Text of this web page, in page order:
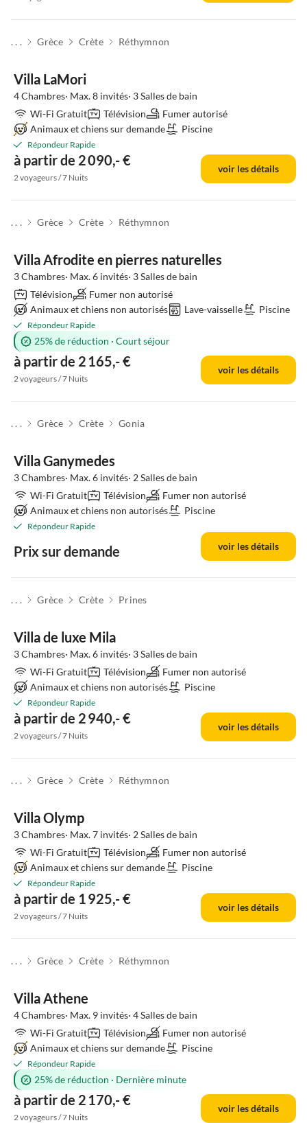
. . . Grèce Crète Réthymnon
Villa LaMori
4 Chambres· Max. 8 invités· 3 Salles de bain
Wi-Fi Gratuit
Télévision
Fumer autorisé
Animaux et chiens sur demande
Piscine
Répondeur Rapide
à partir de 2 090,- €
2 voyageurs / 7 Nuits
voir les détails
. . . Grèce Crète Réthymnon
Villa Afrodite en pierres naturelles
3 Chambres· Max. 6 invités· 3 Salles de bain
Télévision
Fumer non autorisé
Animaux et chiens non autorisés
Lave-vaisselle Piscine
Répondeur Rapide
25% de réduction · Court séjour
à partir de 2 165,- €
2 voyageurs / 7 Nuits
voir les détails
. . . Grèce Crète Gonia
Villa Ganymedes
3 Chambres· Max. 6 invités· 2 Salles de bain
Wi-Fi Gratuit
Télévision
Fumer non autorisé
Animaux et chiens non autorisés
Piscine
Répondeur Rapide
Prix sur demande voir les détails
. . . Grèce Crète Prines
Villa de luxe Mila
3 Chambres· Max. 6 invités· 3 Salles de bain
Wi-Fi Gratuit
Télévision
Fumer non autorisé
Animaux et chiens non autorisés
Piscine
Répondeur Rapide
à partir de 2 940,- €
2 voyageurs / 7 Nuits
voir les détails
. . . Grèce Crète Réthymnon
Villa Olymp
3 Chambres· Max. 7 invités· 2 Salles de bain
Wi-Fi Gratuit
Télévision
Fumer non autorisé
Animaux et chiens sur demande
Piscine
Répondeur Rapide
à partir de 1 925,- €
2 voyageurs / 7 Nuits
voir les détails
. . . Grèce Crète Réthymnon
Villa Athene
4 Chambres· Max. 9 invités· 4 Salles de bain
Wi-Fi Gratuit
Télévision
Fumer non autorisé
Animaux et chiens sur demande
Piscine
Répondeur Rapide
25% de réduction · Dernière minute
à partir de 2 170,- €
2 voyageurs / 7 Nuits
voir les détails